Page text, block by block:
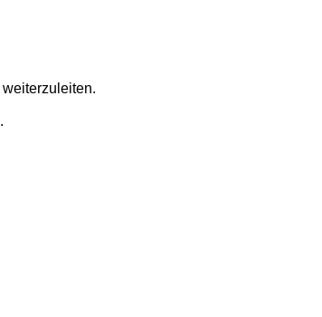
weiterzuleiten.
.